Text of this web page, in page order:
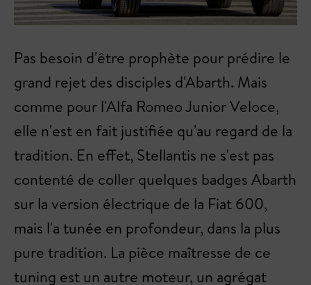
Pas besoin d'être prophète pour prédire le
grand rejet des disciples d'Abarth. Mais
comme pour l'Alfa Romeo Junior Veloce,
elle n'est en fait justifiée qu'au regard de la
tradition. En effet, Stellantis ne s'est pas
contenté de coller quelques badges Abarth
sur la version électrique de la Fiat 600,
mais l'a tunée en profondeur, dans la plus
pure tradition. La pièce maîtresse de ce
tuning est un autre moteur, un agrégat